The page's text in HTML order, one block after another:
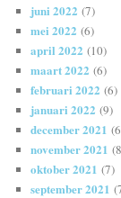
juni 2022 (7)
mei 2022 (6)
april 2022 (10)
maart 2022 (6)
februari 2022 (6)
januari 2022 (9)
december 2021
november 2021
oktober 2021 (7)
september 2021